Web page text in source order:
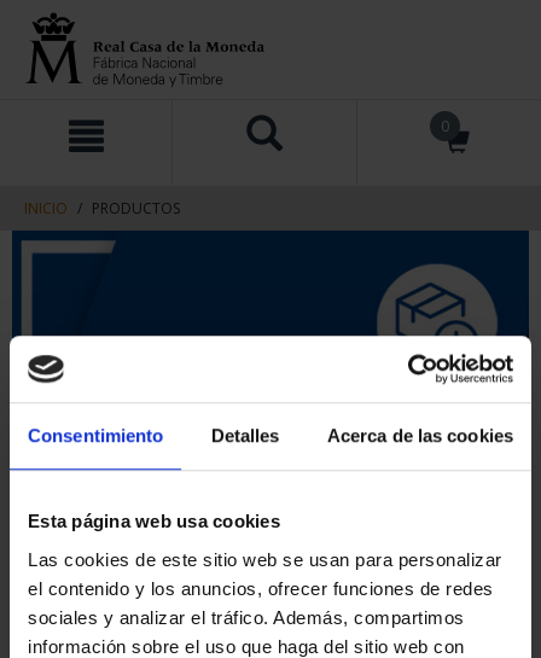
Consentimiento Detalles Acerca de las cookies
Esta página web usa cookies
Las cookies de este sitio web se usan para personalizar
el contenido y los anuncios, ofrecer funciones de redes
sociales y analizar el tráfico. Además, compartimos
información sobre el uso que haga del sitio web con
contenido
navegacin
0
INICIO PRODUCTOS
ORDENAR POR: